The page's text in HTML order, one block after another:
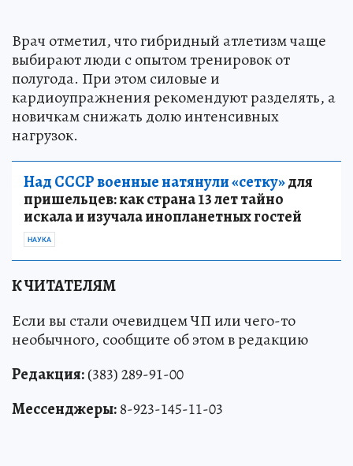
Врач отметил, что гибридный атлетизм чаще
выбирают люди с опытом тренировок от
полугода. При этом силовые и
кардиоупражнения рекомендуют разделять, а
новичкам снижать долю интенсивных
нагрузок.
Над СССР военные натянули «сетку»для
пришельцев: как страна 13 лет тайно
искала и изучала инопланетных гостей
НАУКА
К ЧИТАТЕЛЯМ
Если вы стали очевидцем ЧП или чего-то
необычного, сообщите об этом в редакцию
Редакция:(383) 289-91-00
Мессенджеры:8-923-145-11-03